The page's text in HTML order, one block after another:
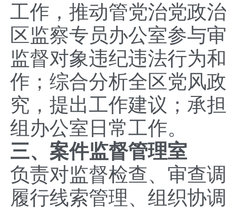
工作，推动管党治党政
区监察专员办公室参与
监督对象违纪违法行为
作；综合分析全区党风
究，提出工作建议；承
组办公室日常工作。
三、案件监督管理室
负责对监督检查、审查
履行线索管理、组织协